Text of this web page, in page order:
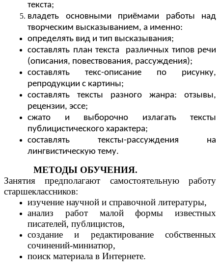
текста;
владеть основными приёмами работы над
творческим высказыванием, а именно:
определять вид и тип высказывания;
составлять план текста различных типов речи
(описания, повествования, рассуждения);
составлять текс-описание по рисунку,
репродукции с картины;
составлять тексты разного жанра: отзывы,
рецензии, эссе;
сжато и выборочно излагать тексты
публицистического характера;
составлять тексты-рассуждения на
лингвистическую тему.
МЕТОДЫ ОБУЧЕНИЯ.
Занятия предполагают самостоятельную работу
старшеклассников:
изучение научной и справочной литературы,
анализ работ малой формы известных
писателей, публицистов,
создание и редактирование собственных
сочинений-миниатюр,
поиск материала в Интернете.